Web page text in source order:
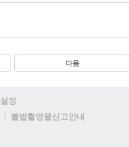
다음
설정
불법촬영물신고안내